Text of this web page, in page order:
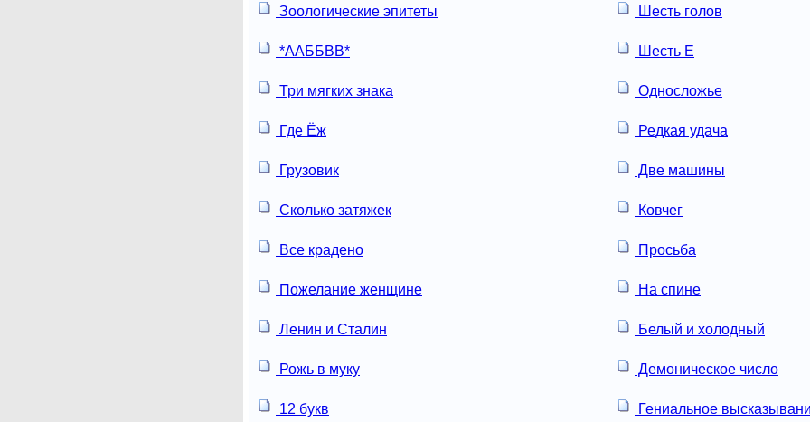
Зоологические эпитеты Шесть голов
*ААББВВ* Шесть Е
Три мягких знака Односложье
Где Ёж Редкая удача
Грузовик Две машины
Сколько затяжек Ковчег
Все крадено Просьба
Пожелание женщине На спине
Ленин и Сталин Белый и холодный
Рожь в муку Демоническое число
12 букв Гениальное